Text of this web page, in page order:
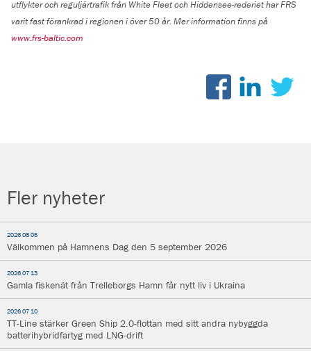
Fler nyheter
2026 08 05
Välkommen på Hamnens Dag den 5 september 2026
2026 07 13
Gamla fiskenät från Trelleborgs Hamn får nytt liv i Ukraina
2026 07 10
TT-Line stärker Green Ship 2.0-flottan med sitt andra nybyggda
batterihybridfartyg med LNG-drift
utflykter och reguljärtrafik från White Fleet och Hiddensee-rederiet har FRS
varit fast förankrad i regionen i över 50 år. Mer information finns på
www.frs-baltic.com